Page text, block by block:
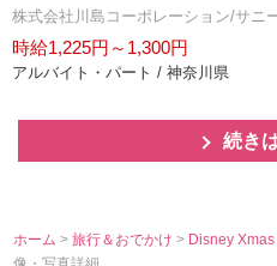
株式会社川島コーポレーション/サニ
時給1,225円～1,300円
アルバイト・パート / 神奈川県
続き
ホーム >旅行＆おでかけ> Disney